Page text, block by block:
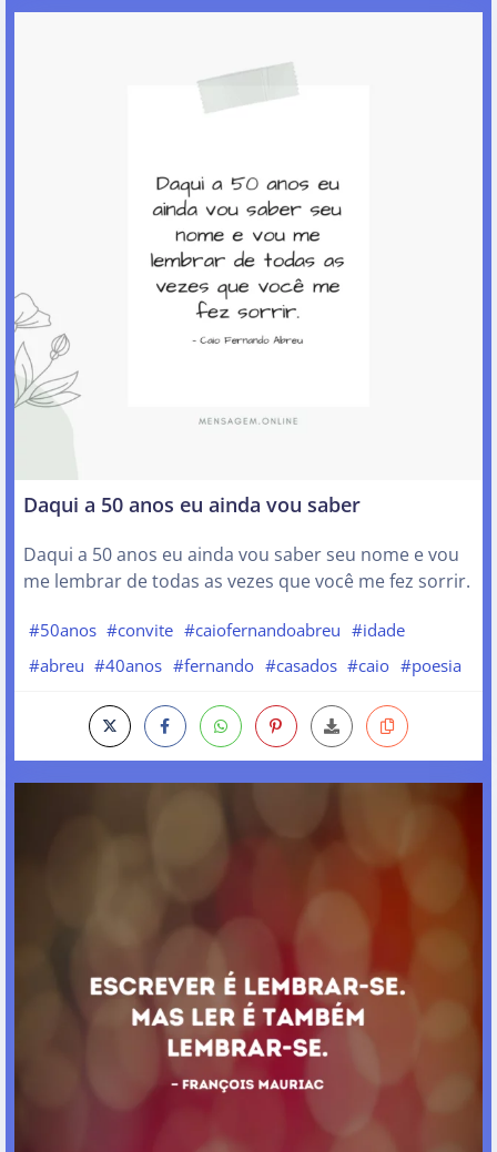
Daqui a 50 anos eu ainda vou saber
Daqui a 50 anos eu ainda vou saber seu nome e vou
me lembrar de todas as vezes que você me fez sorrir.
#50anos #convite #caiofernandoabreu #idade
#abreu #40anos #fernando #casados #caio #poesia